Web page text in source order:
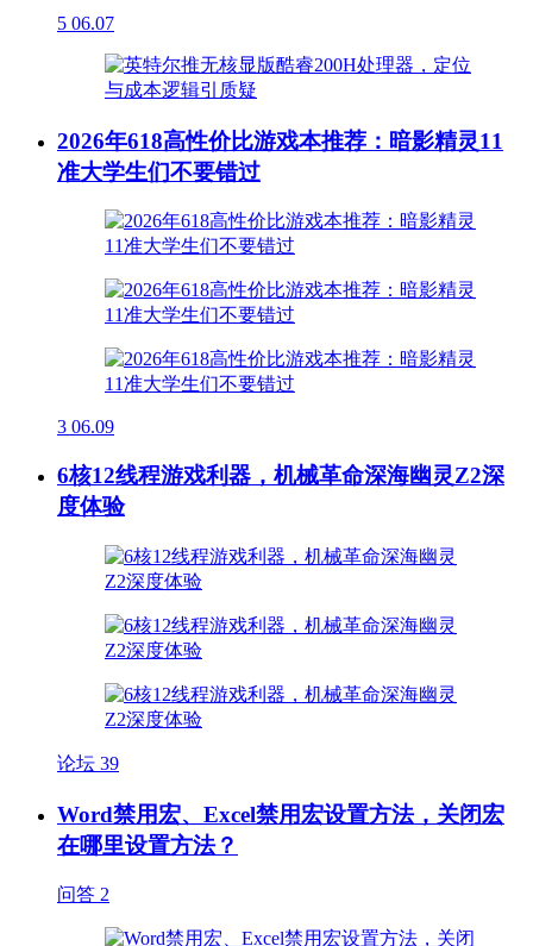
5 06.07
2026年618高性价比游戏本推荐：暗影精灵11
准大学生们不要错过
3 06.09
6核12线程游戏利器，机械革命深海幽灵Z2深
度体验
论坛 39
Word禁用宏、Excel禁用宏设置方法，关闭宏
在哪里设置方法？
问答 2